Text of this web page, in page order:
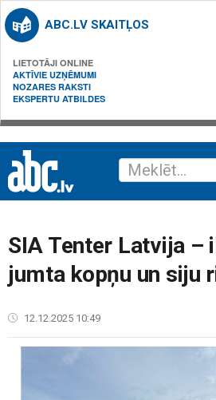
ABC.LV SKAITĻOS
LIETOTĀJI ONLINE
AKTĪVIE UZŅĒMUMI
NOZARES RAKSTI
EKSPERTU ATBILDES
SIA Tenter Latvija –
jumta kopņu un siju
12.12.2025 10:49